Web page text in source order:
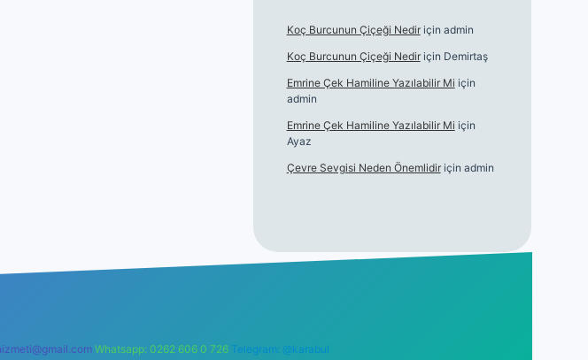
Koç Burcunun Çiçeği Nediriçin admin
Koç Burcunun Çiçeği Nediriçin Demirtaş
Emrine Çek Hamiline Yazılabilir Mi için
admin
Emrine Çek Hamiline Yazılabilir Mi için
Ayaz
Çevre Sevgisi Neden Önemlidiriçin admin
Whatsapp: 0262 606 0 726 Telegram: @karabul